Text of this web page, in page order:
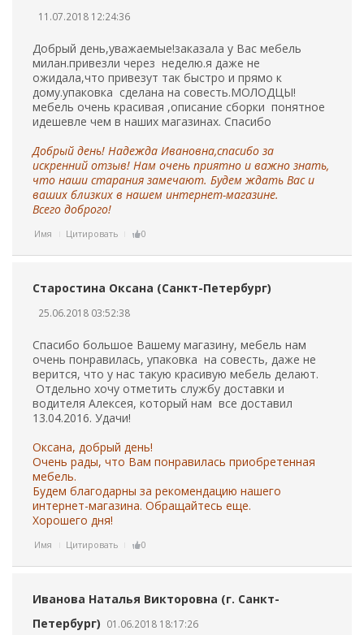
11.07.2018 12:24:36
Добрый день,уважаемые!заказала у Вас мебель
милан.привезли через неделю.я даже не
ожидала,что привезут так быстро и прямо к
дому.упаковка сделана на совесть.МОЛОДЦЫ!
мебель очень красивая ,описание сборки понятное
идешевле чем в наших магазинах. Спасибо
Добрый день! Надежда Ивановна,спасибо за
искренний отзыв! Нам очень приятно и важно знать,
что наши старания замечают. Будем ждать Вас и
ваших близких в нашем интернет-магазине.
Всего доброго!
Имя Цитировать 0
Старостина Оксана (Санкт-Петербург)
25.06.2018 03:52:38
Спасибо большое Вашему магазину, мебель нам
очень понравилась, упаковка на совесть, даже не
верится, что у нас такую красивую мебель делают.
Отдельно хочу отметить службу доставки и
водителя Алексея, который нам все доставил
13.04.2016. Удачи!
Оксана, добрый день!
Очень рады, что Вам понравилась приобретенная
мебель.
Будем благодарны за рекомендацию нашего
интернет-магазина. Обращайтесь еще.
Хорошего дня!
Имя Цитировать 0
Иванова Наталья Викторовна (г. Санкт-
Петербург) 01.06.2018 18:17:26